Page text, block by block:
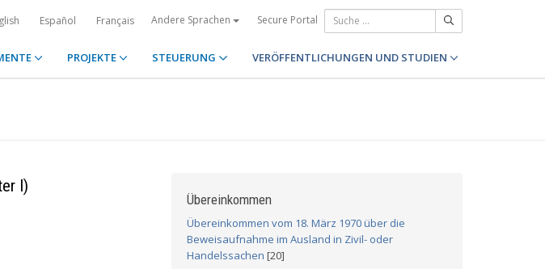
Español Français Andere Sprachen Secure Portal
PROJEKTE STEUERUNG VERÖFFENTLICHUNGEN UND STUDIEN
I)
Übereinkommen
Übereinkommen vom 18. März 1970 über die
Beweisaufnahme im Ausland in Zivil- oder
Handelssachen [20]